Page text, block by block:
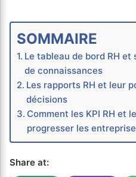
SOMMAIRE
Le tableau de bord RH
de connaissances
Les rapports RH et leur
décisions
Comment les KPI RH et
progresser les
Share at: